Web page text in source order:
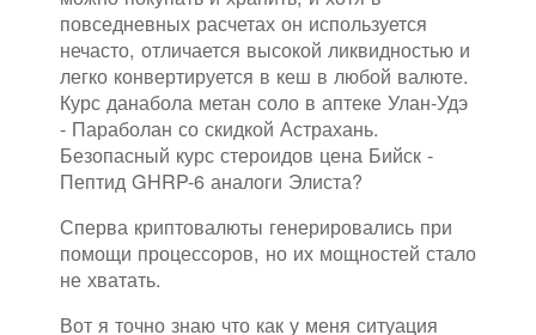
повседневных расчетах он используется
нечасто, отличается высокой ликвидностью и
легко конвертируется в кеш в любой валюте.
Курс данабола метан соло в аптеке Улан-Удэ
- Параболан со скидкой Астрахань.
Безопасный курс стероидов цена Бийск -
Пептид GHRP-6 аналоги Элиста?
Сперва криптовалюты генерировались при
помощи процессоров, но их мощностей стало
не хватать.
Вот я точно знаю что как у меня ситуация